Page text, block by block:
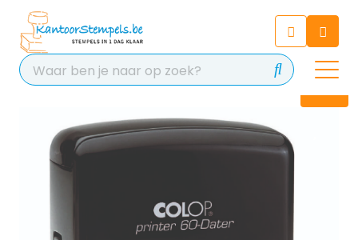
Chat 24/7 met onze chatbot
voor hulp
Contact